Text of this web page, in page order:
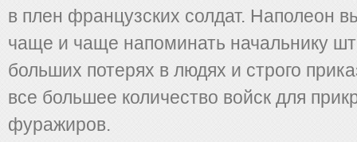
в плен французских солдат. Наполеон
чаще и чаще напоминать начальнику
больших потерях в людях и строго
все большее количество войск для
фуражиров.